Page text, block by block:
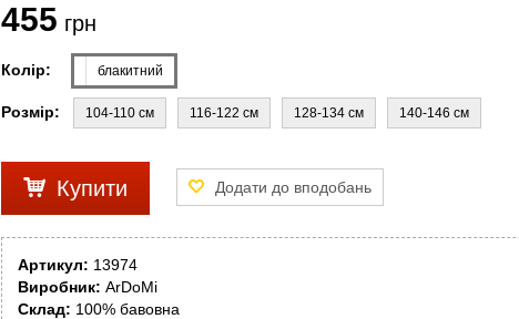
455 грн
Колір: блакитний
Розмір: 104-110 см 116-122 см 128-134 см 140-146 см
Купити
Артикул: 13974
Виробник: ArDoMi
Склад: 100% бавовна